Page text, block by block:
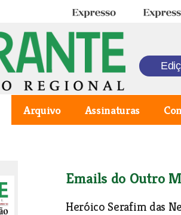
Expresso Expresso
Arquivo Assinaturas
Emails do Outro
Heróico Serafim das